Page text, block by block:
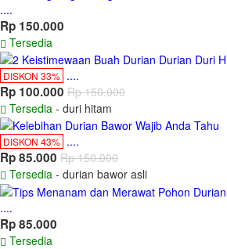
....
Rp 150.000
Tersedia
DISKON 33% ....
Rp 100.000 Rp 150.000
Tersedia - duri hitam
DISKON 43% ....
Rp 85.000 Rp 150.000
Tersedia - durian bawor asli
....
Rp 85.000
Tersedia